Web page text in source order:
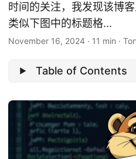
时间的关注，我发现该博
类似下图中的标题格...
November 16, 2024 · 11 min ·
Table of Contents